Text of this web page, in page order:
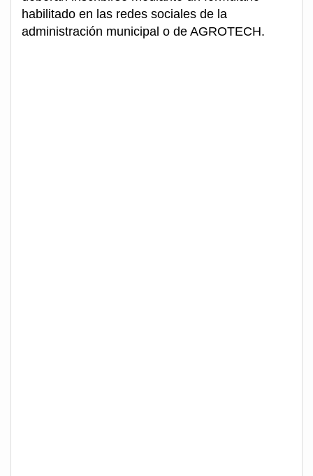
habilitado en las redes sociales de la
administración municipal o de AGROTECH.